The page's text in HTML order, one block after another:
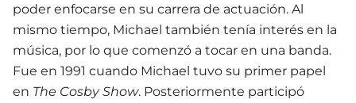
poder enfocarse en su carrera de actuación. Al
mismo tiempo, Michael también tenía interés en la
música, por lo que comenzó a tocar en una banda.
Fue en 1991 cuando Michael tuvo su primer papel
en The Cosby Show. Posteriormente participó